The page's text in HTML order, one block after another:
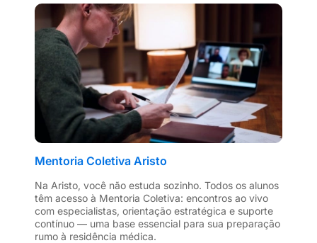
Mentoria Coletiva Aristo
Na Aristo, você não estuda sozinho. Todos os alunos
têm acesso à Mentoria Coletiva: encontros ao vivo
com especialistas, orientação estratégica e suporte
contínuo — uma base essencial para sua preparação
rumo à residência médica.